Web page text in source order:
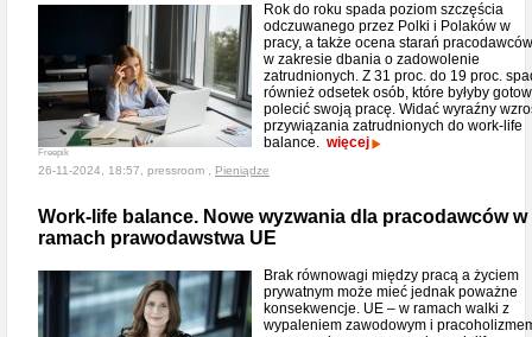
Freepik
Rok do roku spada poziom szczęścia
odczuwanego przez Polki i Polaków w
pracy, a także ocena starań pracodawców
w zakresie dbania o zadowolenie
zatrudnionych. Z 31 proc. do 19 proc.
również odsetek osób, które byłyby
polecić swoją pracę. Widać wyraźny
przywiązania zatrudnionych do work-life
balance. więcej
26-11-2024, 18:57, pressroom , Pieniądze
Work-life balance. Nowe wyzwania dla pracodawców w
ramach prawodawstwa UE
Brak równowagi między pracą a życiem
prywatnym może mieć jednak poważne
konsekwencje. UE – w ramach walki z
wypaleniem zawodowym i